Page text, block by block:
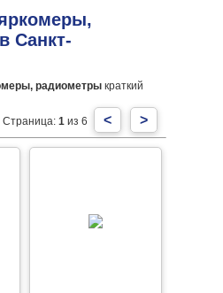
Санкт-
радиометры краткий
>
<
Страница: 1 из 6